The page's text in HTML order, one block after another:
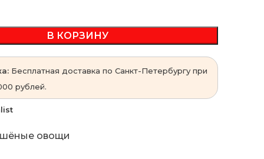
В КОРЗИНУ
Бесплатная доставка по Санкт-Петербургу при
рублей.
овощи